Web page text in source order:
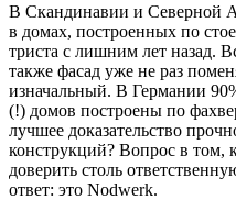
В Скандинавии и Северной
в домах, построенных по
триста с лишним лет назад.
также фасад уже не раз
изначальный. В Германии
(!) домов построены по
лучшее доказательство
конструкций? Вопрос в том,
доверить столь
ответ: это Nodwerk.